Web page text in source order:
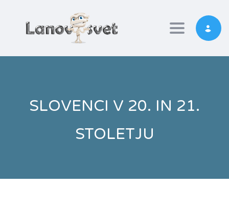
Toggle
SLOVENCI V 20. IN 21.
STOLETJU